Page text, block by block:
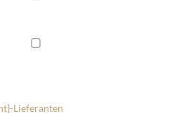
Lieferanten